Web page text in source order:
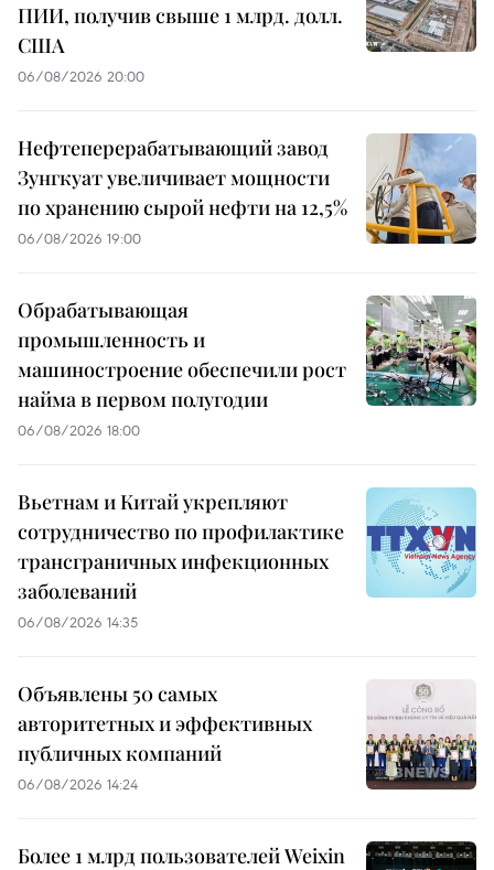
ПИИ, получив свыше 1 млрд. долл.
США
06/08/2026 20:00
Нефтеперерабатывающий завод
Зунгкуат увеличивает мощности
по хранению сырой нефти на 12,5%
06/08/2026 19:00
Обрабатывающая
промышленность и
машиностроение обеспечили рост
найма в первом полугодии
06/08/2026 18:00
Вьетнам и Китай укрепляют
сотрудничество по профилактике
трансграничных инфекционных
заболеваний
06/08/2026 14:35
Объявлены 50 самых
авторитетных и эффективных
публичных компаний
06/08/2026 14:24
Более 1 млрд пользователей Weixin